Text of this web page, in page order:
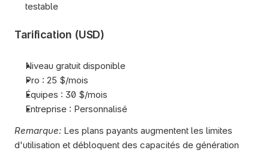
testable
Tarification (USD)
Niveau gratuit disponible
Pro : 25 $/mois
Équipes : 30 $/mois
Entreprise : Personnalisé
Remarque: Les plans payants augmentent les limites
d'utilisation et débloquent des capacités de génération